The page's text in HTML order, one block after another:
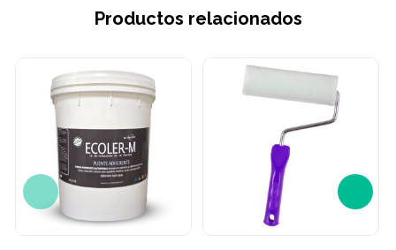
Productos relacionados